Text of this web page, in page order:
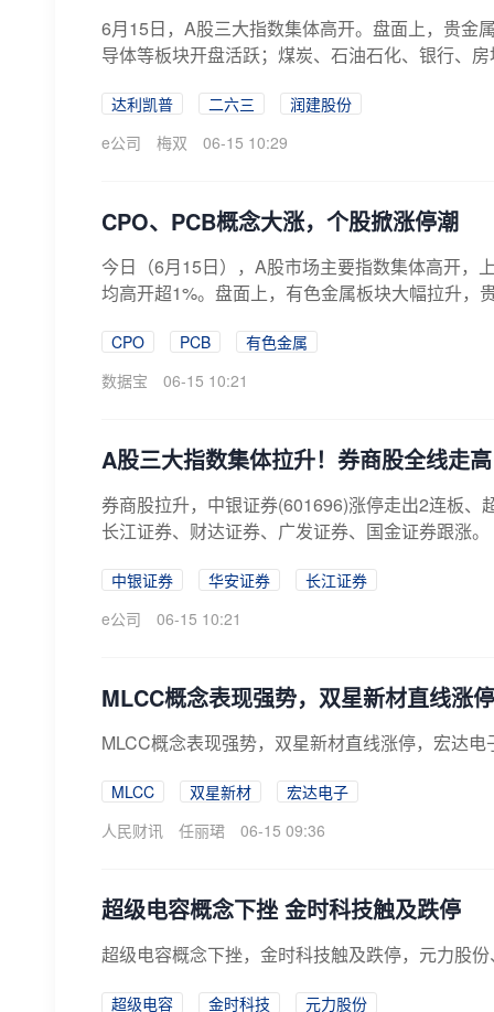
6月15日，A股三大指数集体高开。盘面上，贵金
导体等板块开盘活跃；煤炭、石油石化、银行、
达利凯普 二六三
润建股份
e公司
梅双 06-15 10:29
CPO、PCB概念大涨，个股掀涨停潮
今日（6月15日），A股市场主要指数集体高开，
均高开超1%。盘面上，有色金属板块大幅拉升，
CPO PCB
有色金属
数据宝
06-15 10:21
A股三大指数集体拉升！券商股全线走
券商股拉升，中银证券(601696)涨停走出2连板
长江证券、财达证券、广发证券、国金证券跟涨。
中银证券 华安证券
长江证券
e公司
06-15 10:21
MLCC概念表现强势，双星新材直线涨停
MLCC概念表现强势，双星新材直线涨停，宏达
MLCC 双星新材
宏达电子
人民财讯
任丽珺 06-15 09:36
​超级电容概念下挫 金时科技触及跌停
超级电容概念下挫，金时科技触及跌停，元力股
超级电容 金时科技
元力股份